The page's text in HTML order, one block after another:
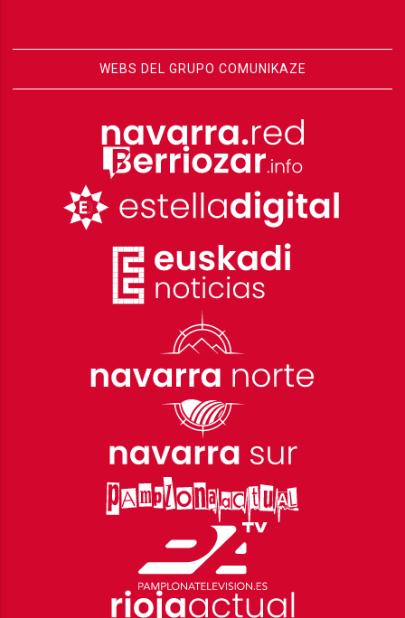
WEBS DEL GRUPO COMUNIKAZE